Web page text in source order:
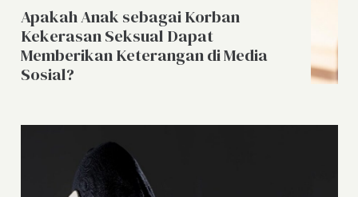
Apakah Anak sebagai Korban
Kekerasan Seksual Dapat
Memberikan Keterangan di Media
Sosial?